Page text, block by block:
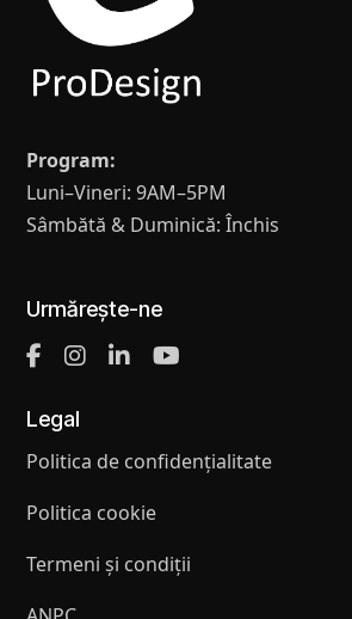
Program:
Luni–Vineri: 9AM–5PM
Sâmbătă & Duminică: Închis
Urmărește-ne
Legal
Politica de confidențialitate
Politica cookie
Termeni și condiții